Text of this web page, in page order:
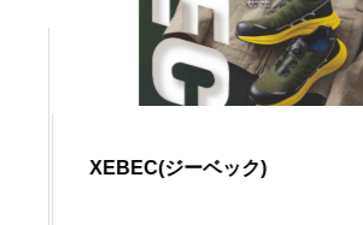
XEBEC(ジーベック)